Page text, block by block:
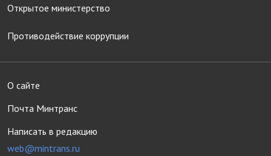
Открытое министерство
Противодействие коррупции
О сайте
Почта Минтранс
Написать в редакцию
web@mintrans.ru